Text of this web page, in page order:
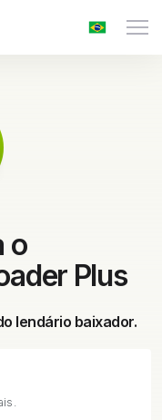
o
Plus
lendário baixador.